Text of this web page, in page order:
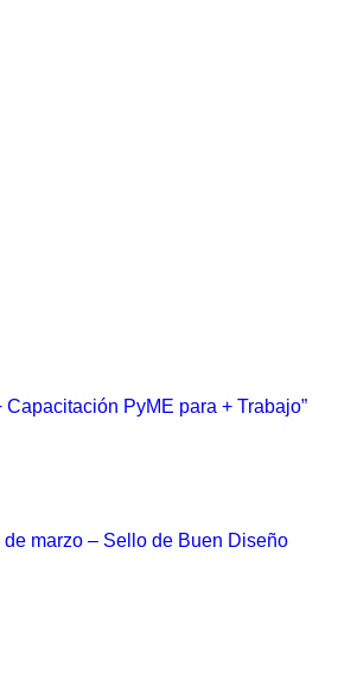
Capacitación PyME para + Trabajo”
de marzo – Sello de Buen Diseño